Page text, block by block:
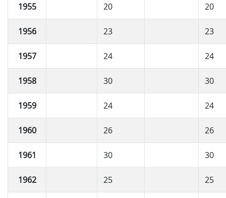
1955 20 20
1956 23 23
1957 24 24
1958 30 30
1959 24 24
1960 26 26
1961 30 30
1962 25 25